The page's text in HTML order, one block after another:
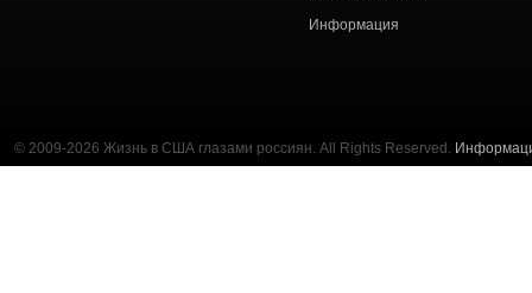
Информация
© 2009-2026 Жизнь в США глазами россиян. All Rights Reserved.